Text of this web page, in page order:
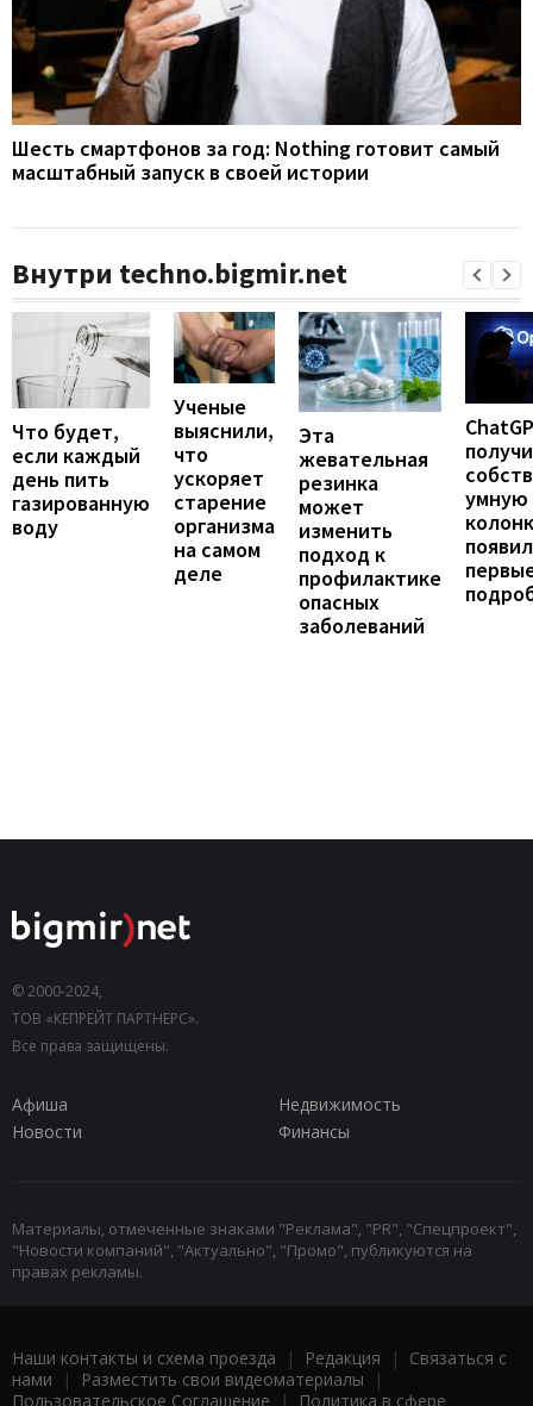
Шесть смартфонов за год: Nothing готовит самый
масштабный запуск в своей истории
Внутри techno.bigmir.net
Что будет,
если каждый
день пить
газированную
воду
Ученые
выяснили,
что
ускоряет
старение
организма
на самом
деле
Эта
жевательная
резинка
может
изменить
подход к
профилактике
опасных
заболеваний
умную
© 2000-2024,
ТОВ «КЕПРЕЙТ ПАРТНЕРС».
Все права защищены.
Афиша
Недвижимость
Новости
Финансы
Материалы, отмеченные знаками "Реклама", "PR", "Спецпроект",
"Новости компаний", "Актуально", "Промо", публикуются на
правах рекламы.
Наши контакты и схема проезда | Редакция | Связаться с
нами | Разместить свои видеоматериалы |
Пользовательское Соглашение | Политика в сфере